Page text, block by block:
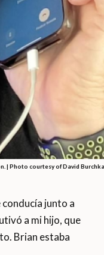
| Photo courtesy of David
junto a
a mi hijo, que
Brian estaba